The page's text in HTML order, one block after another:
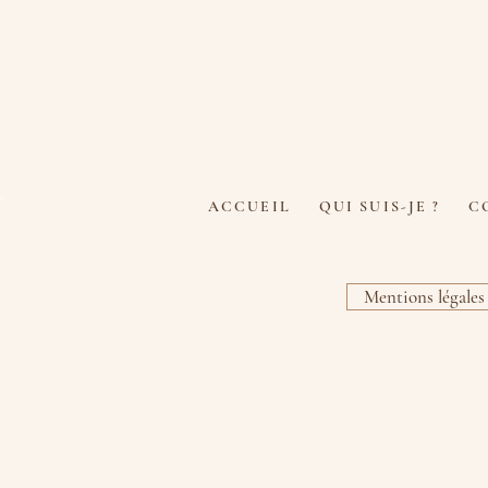
ACCUEIL QUI SUIS-JE ?
Mentions légales